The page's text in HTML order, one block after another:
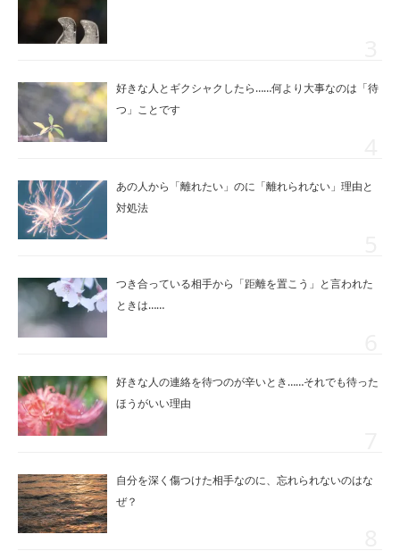
好きな人とギクシャクしたら……何より大事なのは「待
つ」ことです
あの人から「離れたい」のに「離れられない」理由と
対処法
つき合っている相手から「距離を置こう」と言われた
ときは……
好きな人の連絡を待つのが辛いとき……それでも待った
ほうがいい理由
自分を深く傷つけた相手なのに、忘れられないのはな
ぜ？